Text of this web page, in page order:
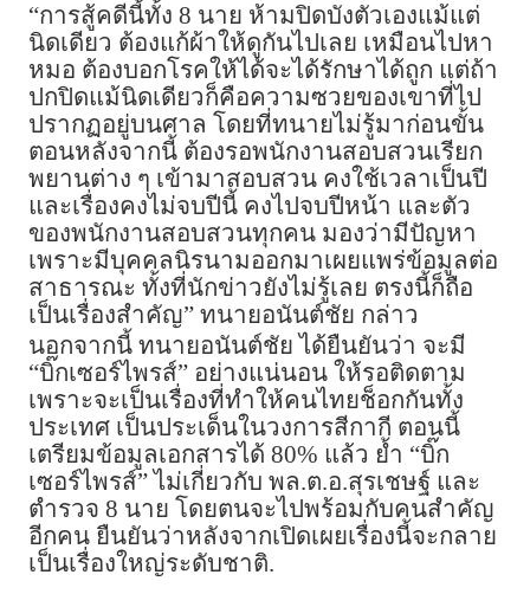
“การสู้คดีนี้ทั้ง 8 นาย ห้ามปิดบังตัวเองแม้แต่
นิดเดียว ต้องแก้ผ้าให้ดูกันไปเลย เหมือนไปหา
หมอ ต้องบอกโรคให้ได้จะได้รักษาได้ถูก แต่ถ้า
ปกปิดแม้นิดเดียวก็คือความซวยของเขาที่ไป
ปรากฏอยู่บนศาล โดยที่ทนายไม่รู้มาก่อนขั้น
ตอนหลังจากนี้ ต้องรอพนักงานสอบสวนเรียก
พยานต่าง ๆ เข้ามาสอบสวน คงใช้เวลาเป็นปี
และเรื่องคงไม่จบปีนี้ คงไปจบปีหน้า และตัว
ของพนักงานสอบสวนทุกคน มองว่ามีปัญหา
เพราะมีบุคคลนิรนามออกมาเผยแพร่ข้อมูลต่อ
สาธารณะ ทั้งที่นักข่าวยังไม่รู้เลย ตรงนี้ก็ถือ
เป็นเรื่องสำคัญ” ทนายอนันต์ชัย กล่าว
นอกจากนี้ ทนายอนันต์ชัย ได้ยืนยันว่า จะมี
“บิ๊กเซอร์ไพรส์” อย่างแน่นอน ให้รอติดตาม
เพราะจะเป็นเรื่องที่ทำให้คนไทยช็อกกันทั้ง
ประเทศ เป็นประเด็นในวงการสีกากี ตอนนี้
เตรียมข้อมูลเอกสารได้ 80% แล้ว ย้ำ “บิ๊ก
เซอร์ไพรส์” ไม่เกี่ยวกับ พล.ต.อ.สุรเชษฐ์ และ
ตำรวจ 8 นาย โดยตนจะไปพร้อมกับคนสำคัญ
อีกคน ยืนยันว่าหลังจากเปิดเผยเรื่องนี้จะกลาย
เป็นเรื่องใหญ่ระดับชาติ.